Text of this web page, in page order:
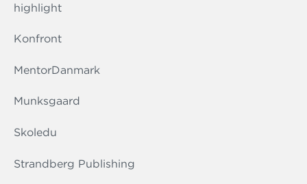
highlight
Konfront
MentorDanmark
Munksgaard
Skoledu
Strandberg Publishing